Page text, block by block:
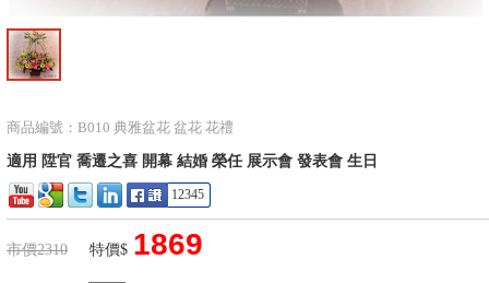
商品編號：B010 典雅盆花 盆花 花禮
適用 陞官 喬遷之喜 開幕 結婚 榮任 展示會 發表會 生日
12345
市價2310 特價$ 1869